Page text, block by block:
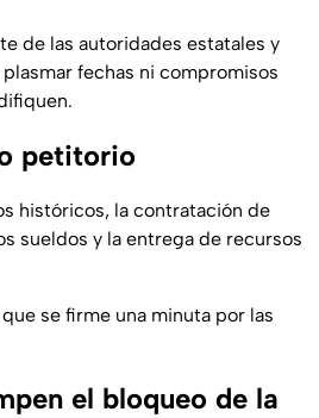
de las autoridades estatales y
fechas ni compromisos
petitorio
históricos, la contratación de
sueldos y la entrega de recursos
se firme una minuta por las
el bloqueo de la